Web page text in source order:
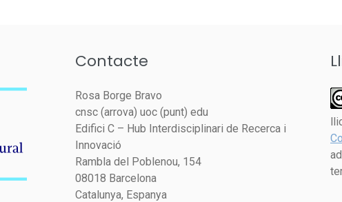
Contacte
Rosa Borge Bravo
cnsc (arrova) uoc (punt) edu
Edifici C – Hub Interdisciplinari de Recerca i
Innovació
Rambla del Poblenou, 154
08018 Barcelona
Catalunya, Espanya